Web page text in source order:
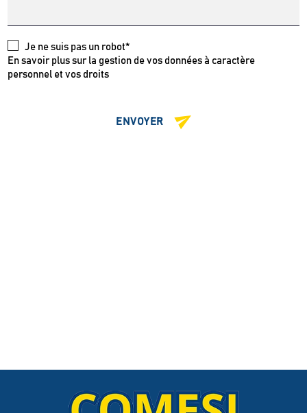
Je ne suis pas un robot*
En savoir plus sur la gestion de vos données à caractère
personnel et vos droits
ENVOYER